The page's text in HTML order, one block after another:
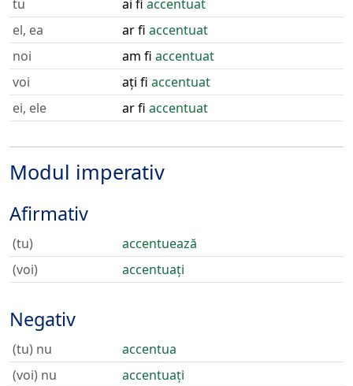
tu
ai fi accentuat
el, ea
ar fi accentuat
noi
am fi accentuat
voi
ați fi accentuat
ei, ele
ar fi accentuat
Modul imperativ
Afirmativ
(tu)
accentuează
(voi)
accentuați
Negativ
(tu) nu
accentua
(voi) nu
accentuați